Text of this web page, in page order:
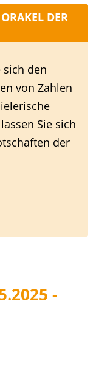
DER
sich den
von Zahlen
Sie sich
der
-